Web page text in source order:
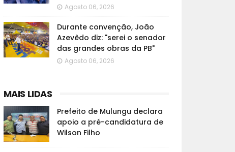
Agosto 06, 2026
Durante convenção, João
Azevêdo diz: "serei o senador
das grandes obras da PB"
Agosto 06, 2026
MAIS LIDAS
Prefeito de Mulungu declara
apoio a pré-candidatura de
Wilson Filho